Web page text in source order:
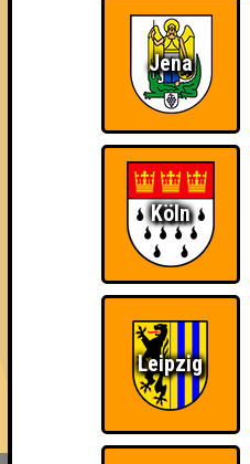
Farben und
Der Platz ist begrenzt, also
Tisch für euer Team, das
darf - Link in der Bio!
...und wenn du Bock hast, auch
melde dich einfach bei uns -
neuen Quizmaster*innen 🥰
🌐 www.quizlabor.de
🏨 Nepomuk | Zschochersche
📅 (fast) jede Woche
🕢 Einlass: 19:00 Uhr
🕗 Beginn: 19:30 Uhr
⁉ 5 Runden mit verschiedenen
Jena
Köln
Leipzig